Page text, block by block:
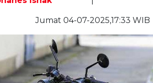
Jumat 04-07-2025,17:33 WIB